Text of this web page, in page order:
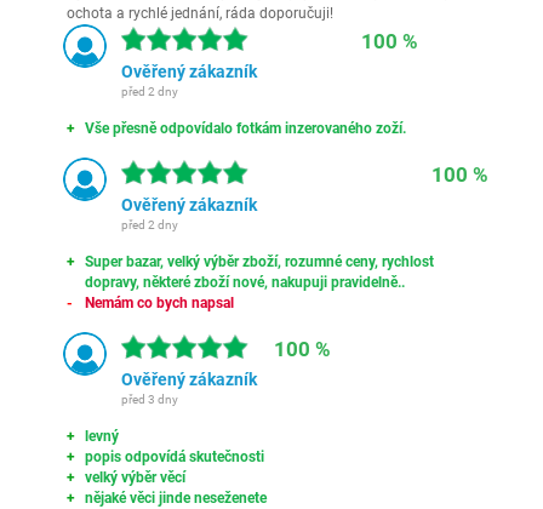
ochota a rychlé jednání, ráda doporučuji!
100 %
Ověřený zákazník
před 2 dny
Vše přesně odpovídalo fotkám inzerovaného zoží.
100 %
Ověřený zákazník
před 2 dny
Super bazar, velký výběr zboží, rozumné ceny, rychlost
dopravy, některé zboží nové, nakupuji pravidelně..
Nemám co bych napsal
100 %
Ověřený zákazník
před 3 dny
levný
popis odpovídá skutečnosti
velký výběr věcí
nějaké věci jinde neseženete